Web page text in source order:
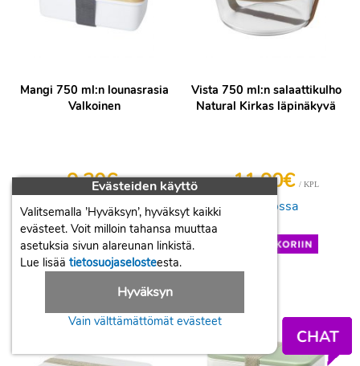
Mangi 750 ml:n lounasrasia
Valkoinen
Varastossa
9,30€/ KPL
-
+
Vista 750 ml:n salaattikulho
Natural Kirkas läpinäkyvä
Varastossa
11,90€ / KPL
Evästeiden käyttö
Valitsemalla ’Hyväksyn’, hyväksyt kaikki
evästeet. Voit milloin tahansa muuttaa
asetuksia sivun alareunan linkistä.
Lue lisää tietosuojaselosteesta.
Hyväksyn
Vain välttämättömät evästeet